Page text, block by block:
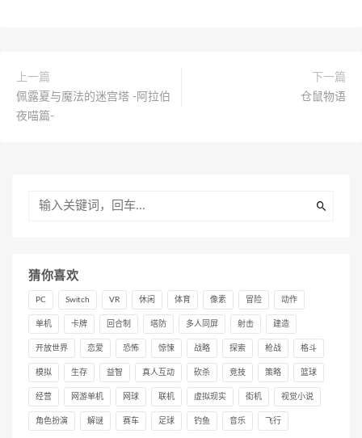
上一篇
佩露夏与魔法的迷宫塔 -阿拉伯
夜喵篇-
下一篇
仓鼠物语
猜你喜欢
PC Switch VR 休闲 体育 像素 冒险 动作
单机 卡牌 回合制 塔防 多人同屏 射击 建造
开放世界 恋爱 恐怖 惊悚 战略 探索 枪战 格斗
模拟 生存 益智 真人互动 砍杀 竞技 策略 篮球
经营 网游单机 网球 联机 虚拟现实 街机 视觉小说
角色扮演 解谜 赛车 足球 钓鱼 音乐 飞行